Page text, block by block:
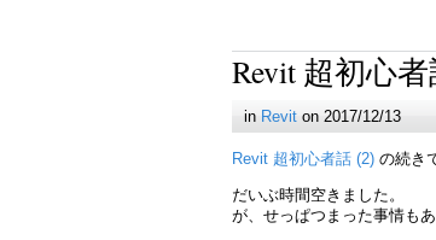
Revit 超初心
in Revit on 2017/12/13
Revit 超初心者話 (2) の続き
だいぶ時間空きました。
が、せっぱつまった事情もあ